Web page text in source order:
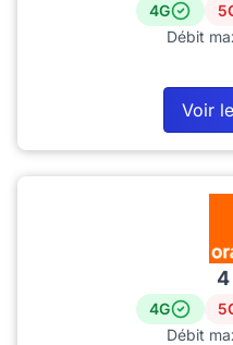
4G
Débit
Voir
4
4G
Débit